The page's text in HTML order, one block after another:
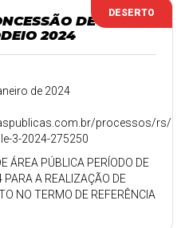
DESERTO
DE
2024
de 2024
processos/rs/
3-2024-275250
ÁREA PÚBLICA PERÍODO DE
A REALIZAÇÃO DE
NO TERMO DE REFERÊNCIA